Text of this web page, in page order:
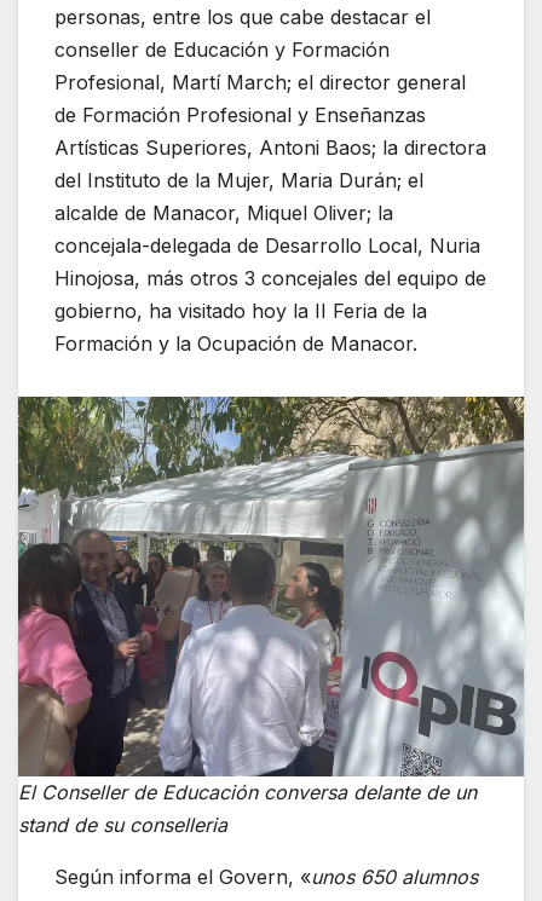
personas, entre los que cabe destacar el
conseller de Educación y Formación
Profesional, Martí March; el director general
de Formación Profesional y Enseñanzas
Artísticas Superiores, Antoni Baos; la directora
del Instituto de la Mujer, Maria Durán; el
alcalde de Manacor, Miquel Oliver; la
concejala-delegada de Desarrollo Local, Nuria
Hinojosa, más otros 3 concejales del equipo de
gobierno, ha visitado hoy la II Feria de la
Formación y la Ocupación de Manacor.
El Conseller de Educación conversa delante de un
stand de su conselleria
Según informa el Govern, «unos 650 alumnos